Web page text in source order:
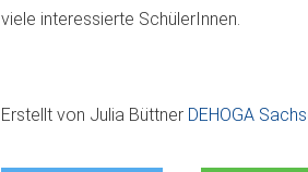
viele interessierte SchülerInnen.
Erstellt von Julia Büttner DEHOGA